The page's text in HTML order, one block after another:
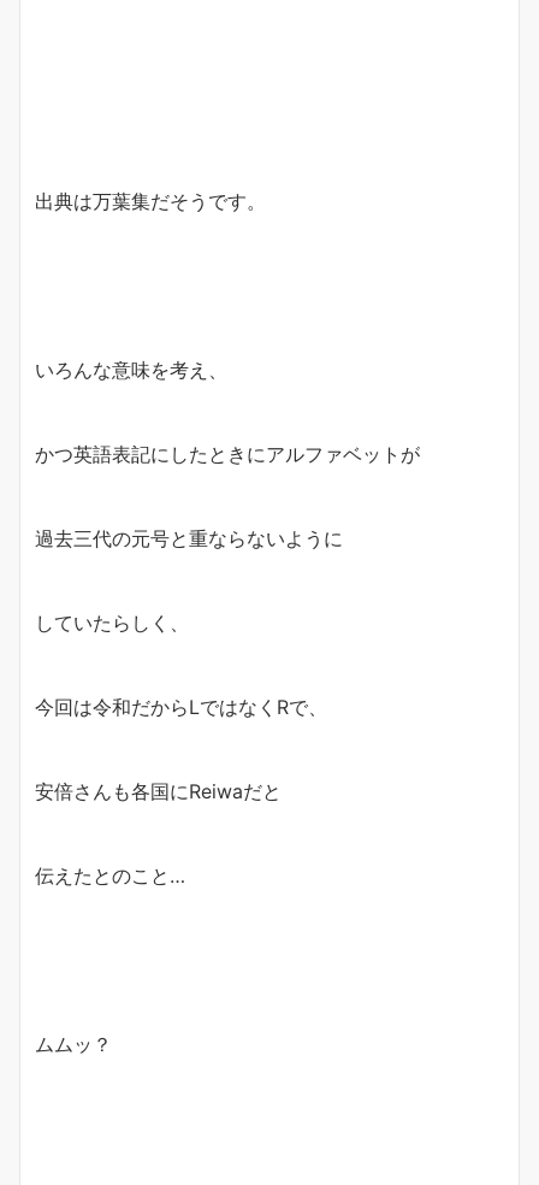
出典は万葉集だそうです。
いろんな意味を考え、
かつ英語表記にしたときにアルファベットが
過去三代の元号と重ならないように
していたらしく、
今回は令和だからLではなくRで、
安倍さんも各国にReiwaだと
伝えたとのこと…
ムムッ？